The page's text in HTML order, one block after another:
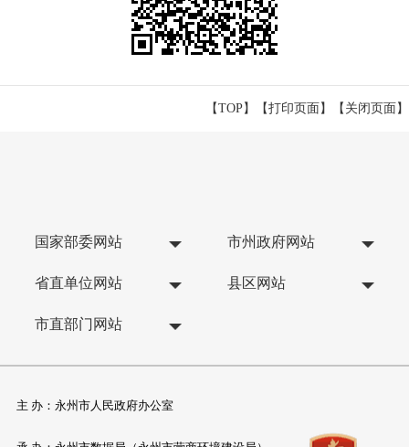
【TOP】 【打印页面 】【 关闭页面 】
国家部委网站 市州政府网站
省直单位网站 县区网站
市直部门网站
主 办：永州市人民政府办公室